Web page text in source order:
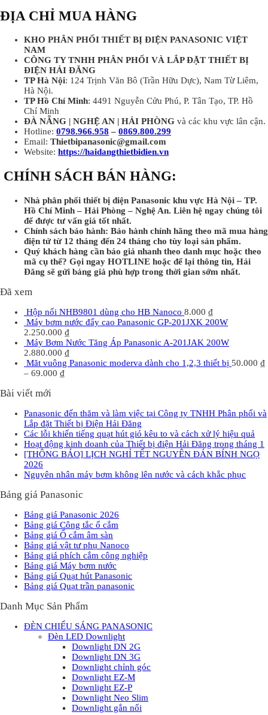
ĐỊA CHỈ MUA HÀNG
KHO PHÂN PHỐI THIẾT BỊ ĐIỆN PANASONIC VIỆT
NAM
CÔNG TY TNHH PHÂN PHỐI VÀ LẮP ĐẶT THIẾT BỊ
ĐIỆN HẢI ĐĂNG
TP Hà Nội: 124 Trịnh Văn Bô (Trần Hữu Dực), Nam Từ Liêm,
Hà Nội.
TP Hồ Chí Minh: 4491 Nguyễn Cửu Phú, P. Tân Tạo, TP. Hồ
Chí Minh
ĐÀ NẴNG | NGHỆ AN | HẢI PHÒNG và các khu vực lân cận.
Hotline: 0798.966.958 – 0869.800.299
Email: Thietbipanasonic@gmail.com
Website: https://haidangthietbidien.vn
CHÍNH SÁCH BÁN HÀNG:
Nhà phân phối thiết bị điện Panasonic khu vực Hà Nội – TP.
Hồ Chí Minh – Hải Phòng – Nghệ An. Liên hệ ngay chúng tôi
để được tư vấn giá tốt nhất.
Chính sách bảo hành: Bảo hành chính hãng theo mã mua hàng
điện tử từ 12 tháng đến 24 tháng cho tùy loại sản phẩm.
Quý khách hàng cần báo giá nhanh theo danh mục hoặc theo
mã cụ thể? Gọi ngay HOTLINE hoặc để lại thông tin, Hải
Đăng sẽ gửi bảng giá phù hợp trong thời gian sớm nhất.
Đã xem
Hộp nổi NHB9801 dùng cho HB Nanoco 8.000 ₫
Máy bơm nước đẩy cao Panasonic GP-201JXK 200W
2.250.000 ₫
Máy Bơm Nước Tăng Áp Panasonic A-201JAK 200W
2.880.000 ₫
Măt vuông Panasonic moderva dành cho 1,2,3 thiết bị 50.000 ₫
– 69.000 ₫
Bài viết mới
Panasonic đến thăm và làm việc tại Công ty TNHH Phân phối và
Lắp đặt Thiết bị Điện Hải Đăng
Các lỗi khiến tiếng quạt hút gió kêu to và cách xử lý hiệu quả
Hoạt động kinh doanh của Thiết bị điện Hải Đăng trong tháng 1
[THÔNG BÁO] LỊCH NGHỈ TẾT NGUYÊN ĐÁN BÍNH NGỌ
2026
Nguyên nhân máy bơm không lên nước và cách khắc phục
Bảng giá Panasonic
Bảng giá Panasonic 2026
Bảng giá Công tắc ổ cắm
Bảng giá Ổ cắm âm sàn
Bảng giá vật tư phụ Nanoco
Bảng giá phích cắm công nghiệp
Bảng giá Máy bơm nước
Bảng giá Quạt hút Panasonic
Bảng giá Quạt trần panasonic
Danh Mục Sản Phẩm
ĐÈN CHIẾU SÁNG PANASONIC
Đèn LED Downlight
Downlight DN 2G
Downlight DN 3G
Downlight chỉnh góc
Downlight EZ-M
Downlight EZ-P
Downlight Neo Slim
Downlight gắn nổi